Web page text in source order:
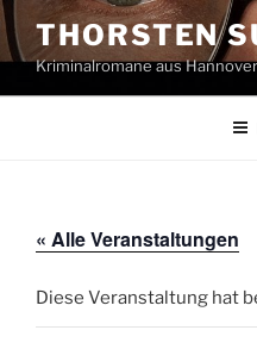
Zum
Inhalt
springen
THORSTEN
Kriminalromane aus Hannover
« Alle Veranstaltungen
Diese Veranstaltung hat